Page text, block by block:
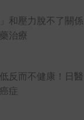
」和壓力脫不了關
治療
反而不健康！日
症